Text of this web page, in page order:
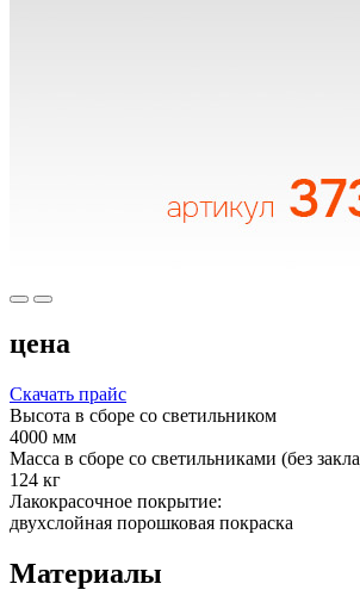
цена
Скачать прайс
Высота в сборе со светильником
4000 мм
Масса в сборе со светильниками (без
124 кг
Лакокрасочное покрытие:
двухслойная порошковая покраска
Материалы